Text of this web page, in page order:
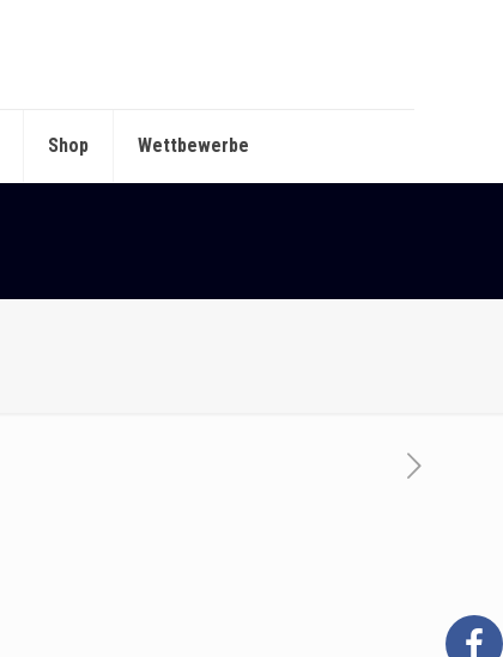
Shop Wettbewerbe